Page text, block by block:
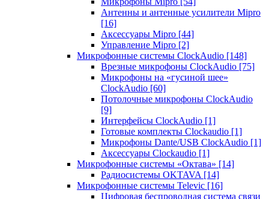
Антенны и антенные усилители Mipro
[16]
Аксессуары Mipro [44]
Управление Mipro [2]
Микрофонные системы ClockAudio [148]
Врезные микрофоны ClockAudio [75]
Микрофоны на «гусиной шее»
ClockAudio [60]
Потолочные микрофоны ClockAudio
[9]
Интерфейсы ClockAudio [1]
Готовые комплекты Clockaudio [1]
Микрофоны Dante/USB ClockAudio [1]
Аксессуары Clockaudio [1]
Микрофонные системы «Октава» [14]
Радиосистемы OKTAVA [14]
Микрофонные системы Televic [16]
Цифровая беспроводная система связи